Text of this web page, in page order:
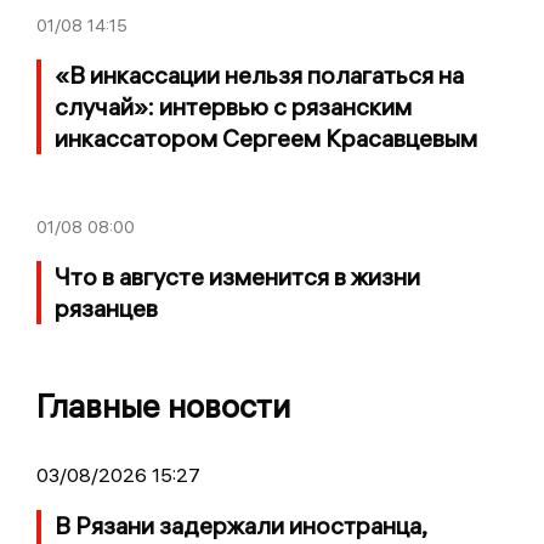
01/08 14:15
«В инкассации нельзя полагаться на
случай»: интервью с рязанским
инкассатором Сергеем Красавцевым
01/08 08:00
Что в августе изменится в жизни
рязанцев
Главные новости
03/08/2026 15:27
В Рязани задержали иностранца,